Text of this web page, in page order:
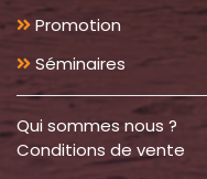
Promotion
Séminaires
Qui sommes nous ?
Conditions de vente